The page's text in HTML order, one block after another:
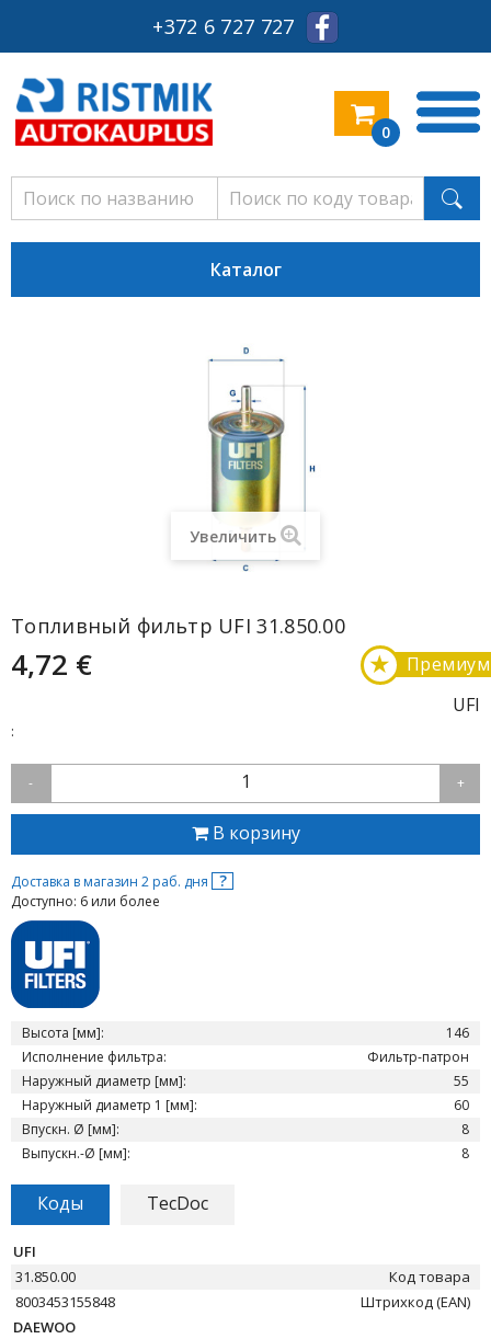
+372 6 727 727
0
Каталог
Увеличить
Топливный фильтр UFI 31.850.00
4,72 € Премиум
★
UFI
:
- 1 +
В корзину
Доставка в магазин 2 раб. дня ?
Доступно: 6 или более
Высота [мм]:
146
Исполнение фильтра:
Фильтр-патрон
Наружный диаметр [мм]:
55
Наружный диаметр 1 [мм]:
60
Впускн. Ø [мм]:
8
Выпускн.-Ø [мм]:
8
Коды TecDoc
UFI
31.850.00
Код товара
8003453155848
Штрихкод (EAN)
DAEWOO